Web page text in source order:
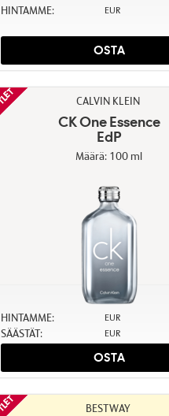
HINTAMME: EUR
OSTA
CALVIN KLEIN
CK One Essence
EdP
Määrä: 100 ml
HINTAMME: EUR
SÄÄSTÄT: EUR
OSTA
BESTWAY